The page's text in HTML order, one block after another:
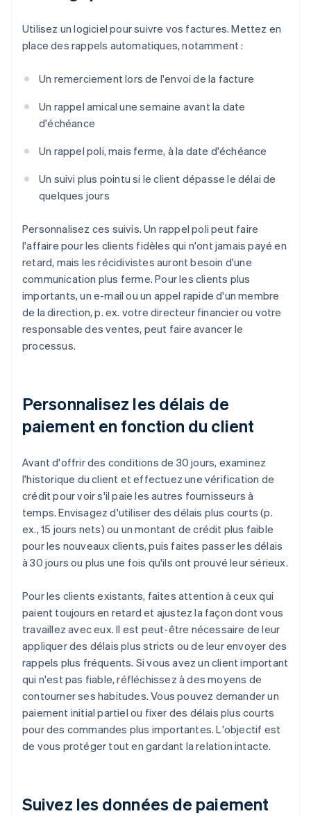
Utilisez un logiciel pour suivre vos factures. Mettez en
place des rappels automatiques, notamment :
Un remerciement lors de l'envoi de la facture
Un rappel amical une semaine avant la date
d'échéance
Un rappel poli, mais ferme, à la date d'échéance
Un suivi plus pointu si le client dépasse le délai de
quelques jours
Personnalisez ces suivis. Un rappel poli peut faire
l'affaire pour les clients fidèles qui n'ont jamais payé en
retard, mais les récidivistes auront besoin d'une
communication plus ferme. Pour les clients plus
importants, un e-mail ou un appel rapide d'un membre
de la direction, p. ex. votre directeur financier ou votre
responsable des ventes, peut faire avancer le
processus.
Personnalisez les délais de
paiement en fonction du client
Avant d'offrir des conditions de 30 jours, examinez
l'historique du client et effectuez une vérification de
crédit pour voir s'il paie les autres fournisseurs à
temps. Envisagez d'utiliser des délais plus courts (p.
ex., 15 jours nets) ou un montant de crédit plus faible
pour les nouveaux clients, puis faites passer les délais
à 30 jours ou plus une fois qu'ils ont prouvé leur sérieux.
Pour les clients existants, faites attention à ceux qui
paient toujours en retard et ajustez la façon dont vous
travaillez avec eux. Il est peut-être nécessaire de leur
appliquer des délais plus stricts ou de leur envoyer des
rappels plus fréquents. Si vous avez un client important
qui n'est pas fiable, réfléchissez à des moyens de
contourner ses habitudes. Vous pouvez demander un
paiement initial partiel ou fixer des délais plus courts
pour des commandes plus importantes. L'objectif est
de vous protéger tout en gardant la relation intacte.
Suivez les données de paiement